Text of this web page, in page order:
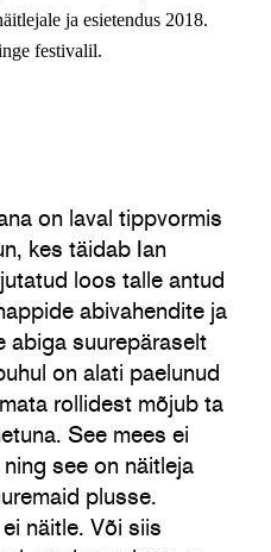
ja esietendus2018.
festivalil.
on laval tippvormis
kes täidab Ian
loos talle antud
abivahendite ja
abiga suurepäraselt
on alati paelunud
rollidest mõjub ta
See mees ei
see on näitleja
plusse.
näitle. Või siis